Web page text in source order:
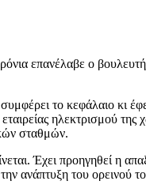
επανέλαβε ο
το κεφάλαιο κι
ηλεκτρισμού
σταθμών.
Έχει προηγηθεί η
ανάπτυξη του ορεινού